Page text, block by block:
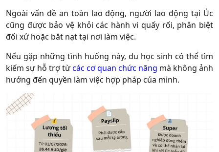
Ngoài vấn đề an toàn lao động, người lao động tại Úc
cũng được bảo vệ khỏi các hành vi quấy rối, phân biệt
đối xử hoặc bắt nạt tại nơi làm việc.
Nếu gặp những tình huống này, du học sinh có thể tìm
kiếm sự hỗ trợ từcác cơ quan chức năng mà không ảnh
hưởng đến quyền làm việc hợp pháp của mình.